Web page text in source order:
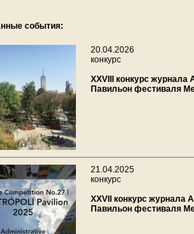
события:
20.04.2026
конкурс
XXVIII конкурс журнала
Павильон фестиваля
21.04.2025
конкурс
XXVII конкурс журнала
Павильон фестиваля